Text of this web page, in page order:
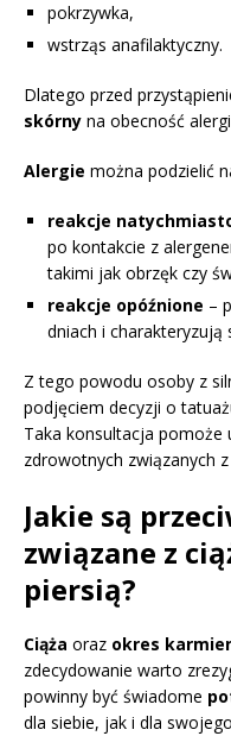
pokrzywka,
wstrząs anafilaktyczny.
Dlatego przed
skórny na obecność
Alergie można podzielić
reakcje
po kontakcie z
takimi jak obrzęk czy
reakcje opóźnione –
dniach i
Z tego powodu osoby z
podjęciem decyzji o
Taka konsultacja pomoże
zdrowotnych związanych
Jakie są
związane z
piersią?
Ciąża oraz okres
zdecydowanie warto
powinny być świadome
dla siebie, jak i dla